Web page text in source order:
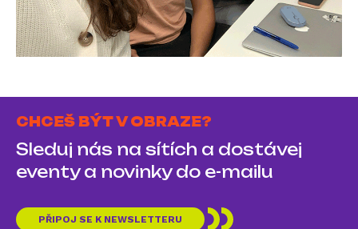
CHCEŠ BÝT V OBRAZE?
Sleduj nás na sítích a dostávej
eventy a novinky do e-mailu
PŘIPOJ SE K NEWSLETTERU